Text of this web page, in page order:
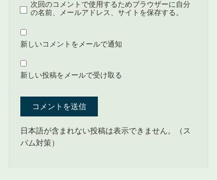
次回のコメントで使用するためブラウザーに自分
の名前、メールアドレス、サイトを保存する。
新しいコメントをメールで通知
新しい投稿をメールで受け取る
日本語が含まれない投稿は表示できません。（ス
パム対策）